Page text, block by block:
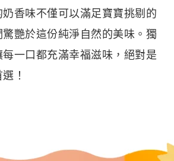
香味不僅可以滿足寶寶挑剔的
艷於這份純淨自然的美味。獨
一口都充滿幸福滋味，絕對是
！